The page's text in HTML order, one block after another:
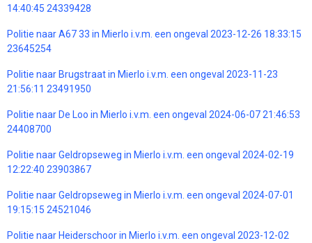
14:40:45 24339428
Politie naar A67 33 in Mierlo i.v.m. een ongeval 2023-12-26 18:33:15
23645254
Politie naar Brugstraat in Mierlo i.v.m. een ongeval 2023-11-23
21:56:11 23491950
Politie naar De Loo in Mierlo i.v.m. een ongeval 2024-06-07 21:46:53
24408700
Politie naar Geldropseweg in Mierlo i.v.m. een ongeval 2024-02-19
12:22:40 23903867
Politie naar Geldropseweg in Mierlo i.v.m. een ongeval 2024-07-01
19:15:15 24521046
Politie naar Heiderschoor in Mierlo i.v.m. een ongeval 2023-12-02